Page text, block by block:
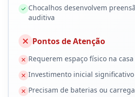
Chocalhos desenvolvem
auditiva
Pontos de Atenção
Requerem espaço físico na casa
Investimento inicial significativo
Precisam de baterias ou